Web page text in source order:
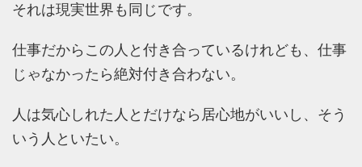
それは現実世界も同じです。
仕事だからこの人と付き合っているけれども、仕事
じゃなかったら絶対付き合わない。
人は気心しれた人とだけなら居心地がいいし、そう
いう人といたい。